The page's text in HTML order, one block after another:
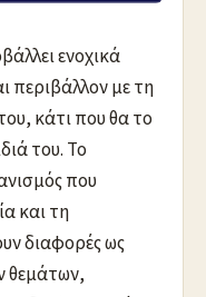
ενοχικά
περιβάλλον με τη
κάτι που θα το
του. Το
που
και τη
διαφορές ως
θεμάτων,